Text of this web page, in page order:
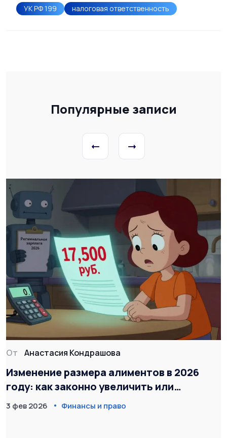
УК РФ 199
налоговая ответственность
Популярные записи
От Анастасия Кондрашова
Изменение размера алиментов в 2026
году: как законно увеличить или
уменьшить выплаты
3 фев 2026 Финансы и право